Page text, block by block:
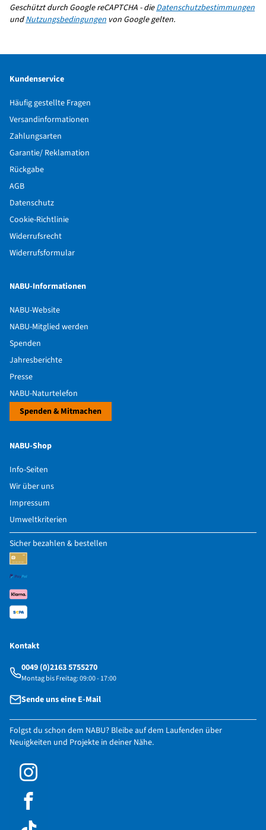
Grünfink, Singdrossel,
Geschützt durch Google reCAPTCHA - dieDatenschutzbestimmungen
undNutzungsbedingungen von Google gelten.
Kundenservice
Häufig gestellte Fragen
Versandinformationen
Zahlungsarten
Garantie/ Reklamation
Rückgabe
AGB
Datenschutz
Cookie-Richtlinie
Widerrufsrecht
Widerrufsformular
NABU-Informationen
NABU-Website
NABU-Mitglied werden
Spenden
Jahresberichte
Presse
NABU-Naturtelefon
Spenden & Mitmachen
NABU-Shop
Info-Seiten
Wir über uns
Impressum
Umweltkriterien
Sicher bezahlen & bestellen
Kontakt
0049 (0)2163 5755270
Montag bis Freitag: 09:00 - 17:00
Sende uns eine E-Mail
Folgst du schon dem NABU? Bleibe auf dem Laufenden über
Neuigkeiten und Projekte in deiner Nähe.